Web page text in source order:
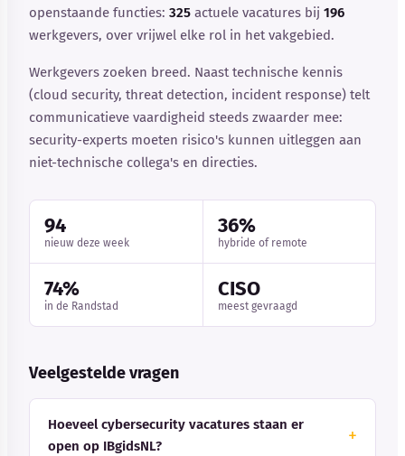
openstaande functies: 325 actuele vacatures bij 196
werkgevers, over vrijwel elke rol in het vakgebied.
Werkgevers zoeken breed. Naast technische kennis
(cloud security, threat detection, incident response) telt
communicatieve vaardigheid steeds zwaarder mee:
security-experts moeten risico's kunnen uitleggen aan
niet-technische collega's en directies.
94
nieuw deze week
36%
hybride of remote
74%
in de Randstad
CISO
meest gevraagd
Veelgestelde vragen
Hoeveel cybersecurity vacatures staan er
open op IBgidsNL?